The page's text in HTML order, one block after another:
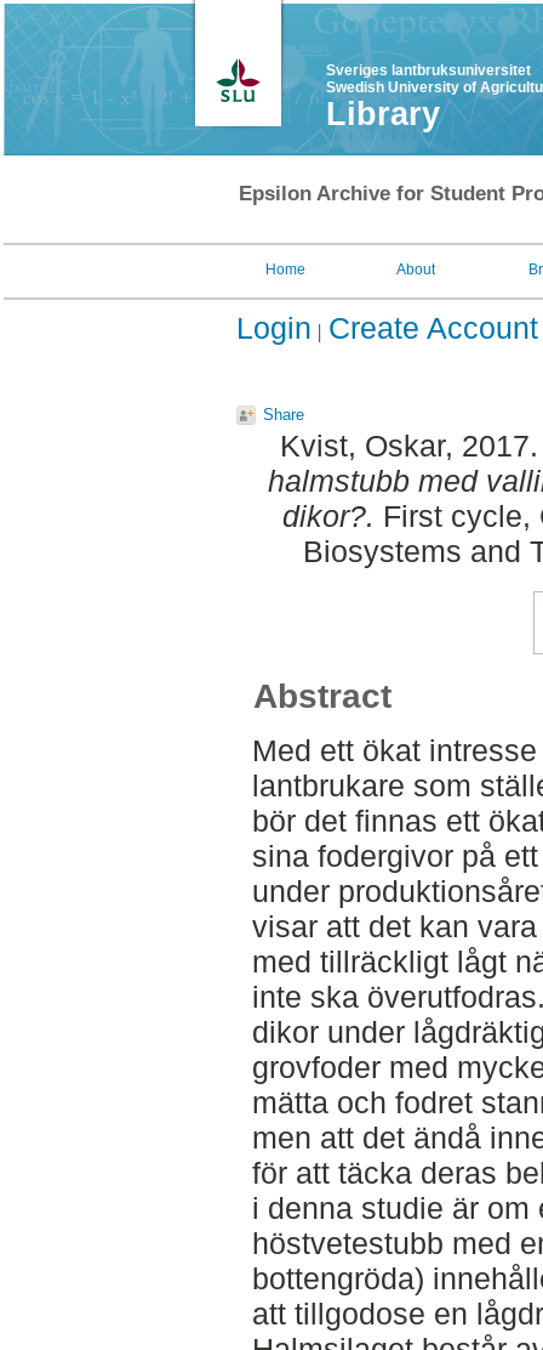
Sveriges lantbruksuniversitet
Swedish University of
Library
Epsilon Archive for Student
Home About
Login Create Account
Share
Kvist, Oskar,
halmstubb med
dikor?. First cycle,
Biosystems and
Abstract
Med ett ökat
lantbrukare som
bör det finnas ett
sina fodergivor på
under
visar att det kan
med tillräckligt lågt
inte ska
dikor under
grovfoder med
mätta och fodret
men att det ändå
för att täcka deras
i denna studie är
höstvetestubb med
bottengröda)
att tillgodose en